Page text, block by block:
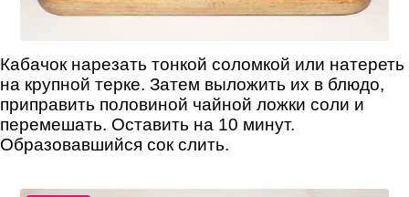
Кабачок нарезать тонкой соломкой или натереть
на крупной терке. Затем выложить их в блюдо,
приправить половиной чайной ложки соли и
перемешать. Оставить на 10 минут.
Образовавшийся сок слить.